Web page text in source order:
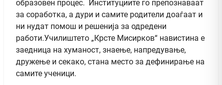
образовен процес. Институциите го препознаваат
за соработка, а дури и самите родители доаѓаат и
ни нудат помош и решенија за одредени
работи.Училиштето „Крсте Мисирков“ навистина е
заедница на хуманост, знаење, напредување,
дружење и секако, стана место за дефинирање на
самите ученици.